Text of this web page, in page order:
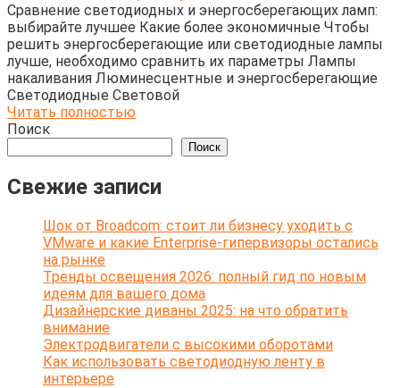
Сравнение светодиодных и энергосберегающих ламп:
выбирайте лучшее Какие более экономичные Чтобы
решить энергосберегающие или светодиодные лампы
лучше, необходимо сравнить их параметры Лампы
накаливания Люминесцентные и энергосберегающие
Светодиодные Световой
Читать полностью
Поиск
Поиск
Свежие записи
Шок от Broadcom: стоит ли бизнесу уходить с
VMware и какие Enterprise-гипервизоры остались
на рынке
Тренды освещения 2026: полный гид по новым
идеям для вашего дома
Дизайнерские диваны 2025: на что обратить
внимание
Электродвигатели с высокими оборотами
Как использовать светодиодную ленту в
интерьере